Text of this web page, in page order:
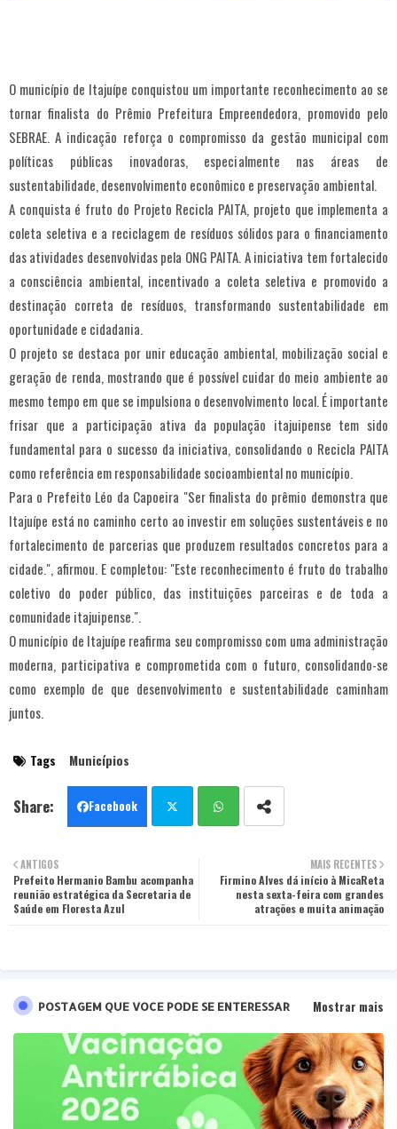
O município de Itajuípe conquistou um importante reconhecimento ao se
tornar finalista do Prêmio Prefeitura Empreendedora, promovido pelo
SEBRAE. A indicação reforça o compromisso da gestão municipal com
políticas públicas inovadoras, especialmente nas áreas de
sustentabilidade, desenvolvimento econômico e preservação ambiental.
A conquista é fruto do Projeto Recicla PAITA, projeto que implementa a
coleta seletiva e a reciclagem de resíduos sólidos para o financiamento
das atividades desenvolvidas pela ONG PAITA. A iniciativa tem fortalecido
a consciência ambiental, incentivado a coleta seletiva e promovido a
destinação correta de resíduos, transformando sustentabilidade em
oportunidade e cidadania.
O projeto se destaca por unir educação ambiental, mobilização social e
geração de renda, mostrando que é possível cuidar do meio ambiente ao
mesmo tempo em que se impulsiona o desenvolvimento local. É importante
frisar que a participação ativa da população itajuipense tem sido
fundamental para o sucesso da iniciativa, consolidando o Recicla PAITA
como referência em responsabilidade socioambiental no município.
Para o Prefeito Léo da Capoeira "Ser finalista do prêmio demonstra que
Itajuípe está no caminho certo ao investir em soluções sustentáveis e no
fortalecimento de parcerias que produzem resultados concretos para a
cidade.", afirmou. E completou: "Este reconhecimento é fruto do trabalho
coletivo do poder público, das instituições parceiras e de toda a
comunidade itajuipense.".
O município de Itajuípe reafirma seu compromisso com uma administração
moderna, participativa e comprometida com o futuro, consolidando-se
como exemplo de que desenvolvimento e sustentabilidade caminham
juntos.
Tags Municípios
Facebook
ter tsa
MAIS RECENTES
Firmino Alves dá início à MicaReta
nesta sexta-feira com grandes
atrações e muita animação
ANTIGOS
Prefeito Hermanio Bambu acompanha
reunião estratégica da Secretaria de
Saúde em Floresta Azul
POSTAGEM QUE VOCE PODE SE ENTERESSAR Mostrar mais